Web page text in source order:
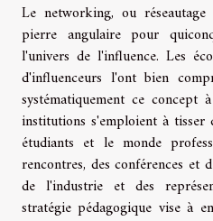
Le networking, ou
pierre angulaire pour
l'univers de l'influence. Les
d'influenceurs l'ont bien
systématiquement ce concept
institutions s'emploient à
étudiants et le monde
rencontres, des conférences et
de l'industrie et des
stratégie pédagogique vise à